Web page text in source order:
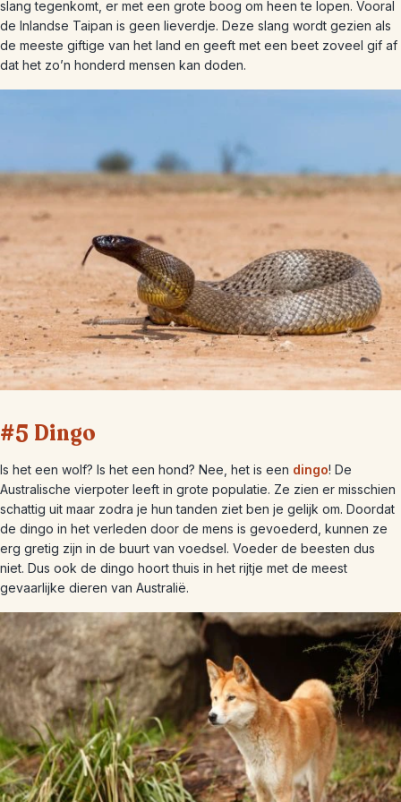
slang tegenkomt, er met een grote boog om heen te lopen. Vooral
de Inlandse Taipan is geen lieverdje. Deze slang wordt gezien als
de meeste giftige van het land en geeft met een beet zoveel gif af
dat het zo’n honderd mensen kan doden.
#5 Dingo
Is het een wolf? Is het een hond? Nee, het is een dingo! De
Australische vierpoter leeft in grote populatie. Ze zien er misschien
schattig uit maar zodra je hun tanden ziet ben je gelijk om. Doordat
de dingo in het verleden door de mens is gevoederd, kunnen ze
erg gretig zijn in de buurt van voedsel. Voeder de beesten dus
niet. Dus ook de dingo hoort thuis in het rijtje met de meest
gevaarlijke dieren van Australië.